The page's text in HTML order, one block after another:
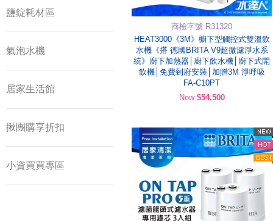
鹽錠耗材區
氣泡水機
居家生活館
揪團購享折扣
小資買買專區
商檢字號:R31320
HEAT3000《3M》櫥下型觸控式雙溫飲
水機《搭 德國BRITA V9超微濾淨水系
統》廚下加熱器│廚下飲水機│廚下式開
飲機│免費到府安裝│加贈3M 淨呼吸
FA-C10PT
Now $54,500